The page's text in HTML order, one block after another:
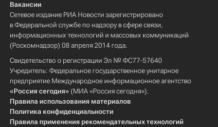
Вакансии
Сетевое издание РИА Новости зарегистрировано
в Федеральной службе по надзору в сфере связи,
информационных технологий и массовых коммуникаций
(Роскомнадзор) 08 апреля 2014 года.
Свидетельство о регистрации Эл № ФС77-57640
Учредитель: Федеральное государственное унитарное
предприятие Международное информационное агентство
«Россия сегодня» (МИА «Россия сегодня»).
Правила использования материалов
Политика конфиденциальности
Правила применения рекомендательных технологий